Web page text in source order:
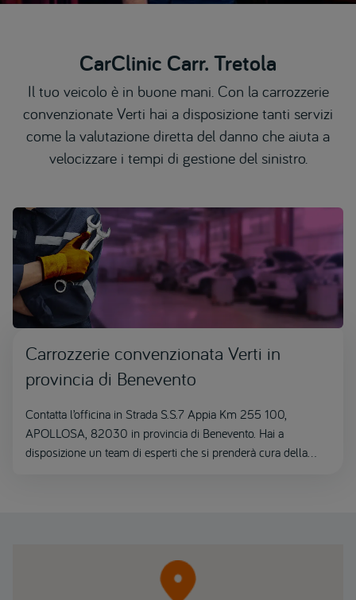
CarClinic Carr. Tretola
Il tuo veicolo è in buone mani. Con la carrozzerie
convenzionate Verti hai a disposizione tanti servizi
come la valutazione diretta del danno che aiuta a
velocizzare i tempi di gestione del sinistro.
Carrozzerie convenzionata Verti in
provincia di Benevento
Contatta l’officina in Strada S.S.7 Appia Km 255 100,
APOLLOSA, 82030 in provincia di Benevento. Hai a
disposizione un team di esperti che si prenderà cura della